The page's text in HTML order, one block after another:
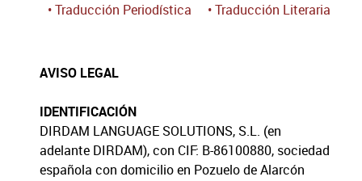
• Traducción Periodística
• Traducción Literaria
AVISO LEGAL
IDENTIFICACIÓN
DIRDAM LANGUAGE SOLUTIONS, S.L. (en
adelante DIRDAM), con CIF: B-86100880, sociedad
española con domicilio en Pozuelo de Alarcón